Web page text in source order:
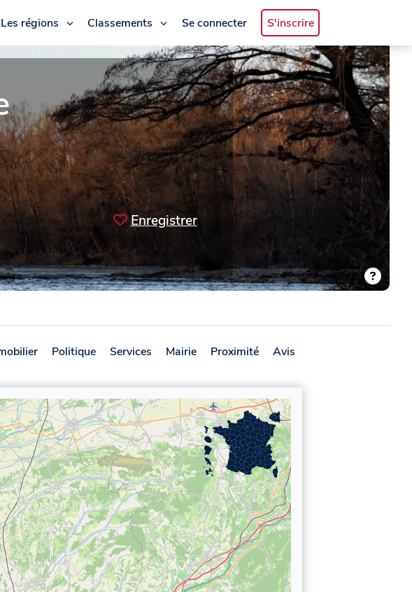
Les régions Classements Se connecter S'inscrire
Enregistrer
Politique Services Mairie Proximité Avis